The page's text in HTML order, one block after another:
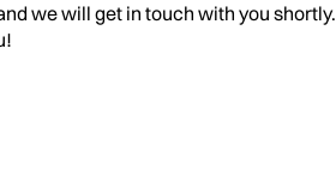
we will get in touch with you shortly.